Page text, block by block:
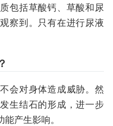
包括草酸钙、草酸和尿
察到。只有在进行尿液
会对身体造成威胁。然
生结石的形成，进一步
产生影响。